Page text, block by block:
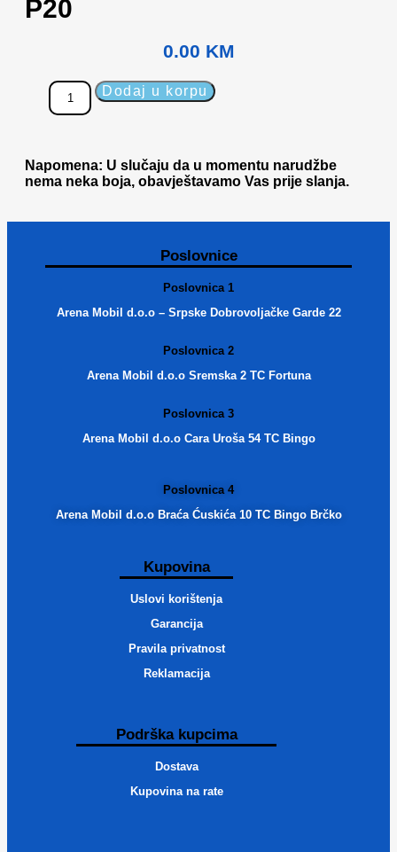
P20
0.00 KM
Dodaj u korpu
Napomena: U slučaju da u momentu narudžbe
nema neka boja, obavještavamo Vas prije slanja.
Poslovnice
Poslovnica 1
Arena Mobil d.o.o – Srpske Dobrovoljačke Garde 22
Poslovnica 2
Arena Mobil d.o.o Sremska 2 TC Fortuna
Poslovnica 3
Arena Mobil d.o.o Cara Uroša 54 TC Bingo
Poslovnica 4
Arena Mobil d.o.o Braća Ćuskića 10 TC Bingo Brčko
Kupovina
Uslovi korištenja
Garancija
Pravila privatnost
Reklamacija
Podrška kupcima
Dostava
Kupovina na rate